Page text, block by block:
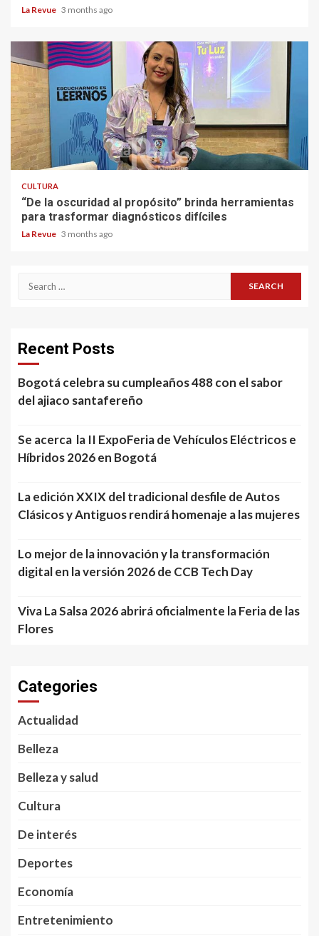
La Revue 3 months ago
CULTURA
“De la oscuridad al propósito” brinda herramientas
para trasformar diagnósticos difíciles
La Revue 3 months ago
Search
Recent Posts
Bogotá celebra su cumpleaños 488 con el sabor
del ajiaco santafereño
Se acerca la II ExpoFeria de Vehículos Eléctricos e
Híbridos 2026 en Bogotá
La edición XXIX del tradicional desfile de Autos
Clásicos y Antiguos rendirá homenaje a las mujeres
Lo mejor de la innovación y la transformación
digital en la versión 2026 de CCB Tech Day
Viva La Salsa 2026 abrirá oficialmente la Feria de las
Flores
Categories
Actualidad
Belleza
Belleza y salud
Cultura
De interés
Deportes
Economía
Entretenimiento